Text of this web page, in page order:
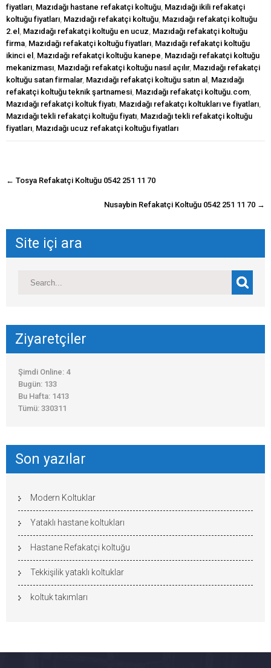
fiyatları Mazıdağı hastane refakatçi koltuğu Mazıdağı ikili refakatçi
koltuğu fiyatları Mazıdağı refakatçi koltuğu Mazıdağı refakatçi koltuğu
2.el
Mazıdağı refakatçi koltuğu en ucuz Mazıdağı refakatçi koltuğu
firma Mazıdağı refakatçi koltuğu fiyatları Mazıdağı refakatçi koltuğu
ikinci el
Mazıdağı refakatçi koltuğu kanepe Mazıdağı refakatçi koltuğu
mekanizması Mazıdağı refakatçi koltuğu nasıl açılır, Mazıdağı refakatçi
koltuğu satan firmalar, Mazıdağı refakatçi koltuğu satın al
Mazıdağı
refakatçi koltuğu teknik şartnamesi Mazıdağı refakatçi koltuğu.com
Mazıdağı refakatçi koltuk fiyatı Mazıdağı refakatçı koltukları ve fiyatları
Mazıdağı tekli refakatçi koltuğu fiyatı Mazıdağı tekli refakatçi koltuğu
fiyatları Mazıdağı ucuz refakatçi koltuğu fiyatları
navigasyon
← Tosya Refakatçi Koltuğu 0542 251 11 70
Nusaybin Refakatçi Koltuğu 0542 251 11 70 →
Site içi ara
Ziyaretçiler
Şimdi Online: 4
Bugün: 133
Bu Hafta: 1413
Tümü: 330311
Son yazılar
Modern Koltuklar
Yataklı hastane koltukları
Hastane Refakatçi koltuğu
Tekkişilik yataklı koltuklar
koltuk takımları